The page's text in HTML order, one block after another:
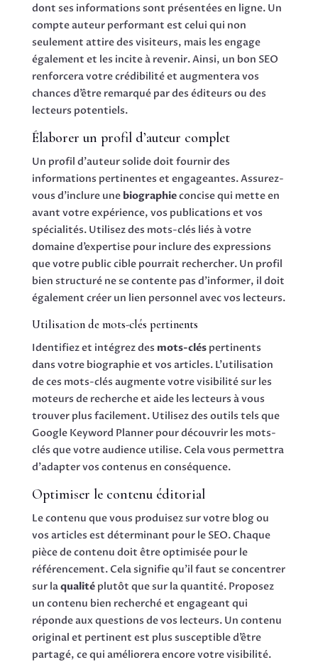
dont ses informations sont présentées en ligne. Un
compte auteur performant est celui qui non
seulement attire des visiteurs, mais les engage
également et les incite à revenir. Ainsi, un bon SEO
renforcera votre crédibilité et augmentera vos
chances d’être remarqué par des éditeurs ou des
lecteurs potentiels.
Élaborer un profil d’auteur complet
Un profil d’auteur solide doit fournir des
informations pertinentes et engageantes. Assurez-
vous d’inclure une biographieconcise qui mette en
avant votre expérience, vos publications et vos
spécialités. Utilisez des mots-clés liés à votre
domaine d’expertise pour inclure des expressions
que votre public cible pourrait rechercher. Un profil
bien structuré ne se contente pas d’informer, il doit
également créer un lien personnel avec vos lecteurs.
Utilisation de mots-clés pertinents
Identifiez et intégrez des mots-cléspertinents
dans votre biographie et vos articles. L’utilisation
de ces mots-clés augmente votre visibilité sur les
moteurs de recherche et aide les lecteurs à vous
trouver plus facilement. Utilisez des outils tels que
Google Keyword Planner pour découvrir les mots-
clés que votre audience utilise. Cela vous permettra
d’adapter vos contenus en conséquence.
Optimiser le contenu éditorial
Le contenu que vous produisez sur votre blog ou
vos articles est déterminant pour le SEO. Chaque
pièce de contenu doit être optimisée pour le
référencement. Cela signifie qu’il faut se concentrer
sur laqualitéplutôt que sur la quantité. Proposez
un contenu bien recherché et engageant qui
réponde aux questions de vos lecteurs. Un contenu
original et pertinent est plus susceptible d’être
partagé, ce qui améliorera encore votre visibilité.